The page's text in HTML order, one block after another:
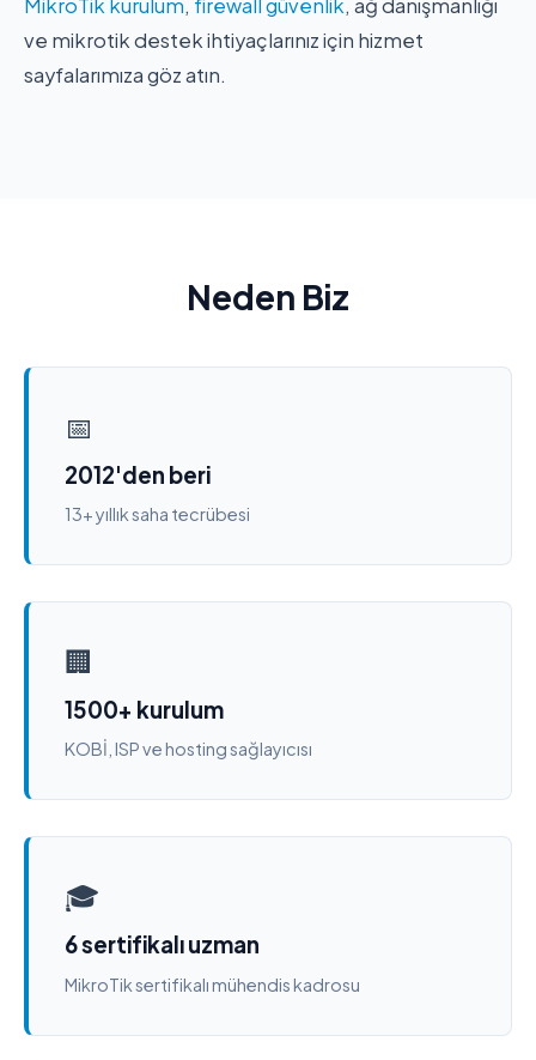
MikroTik kurulum, firewall güvenlik, ağ danışmanlığı
ve mikrotik destek ihtiyaçlarınız için hizmet
sayfalarımıza göz atın.
Neden Biz
📅
2012'den beri
13+ yıllık saha tecrübesi
🏢
1500+ kurulum
KOBİ, ISP ve hosting sağlayıcısı
🎓
6 sertifikalı uzman
MikroTik sertifikalı mühendis kadrosu